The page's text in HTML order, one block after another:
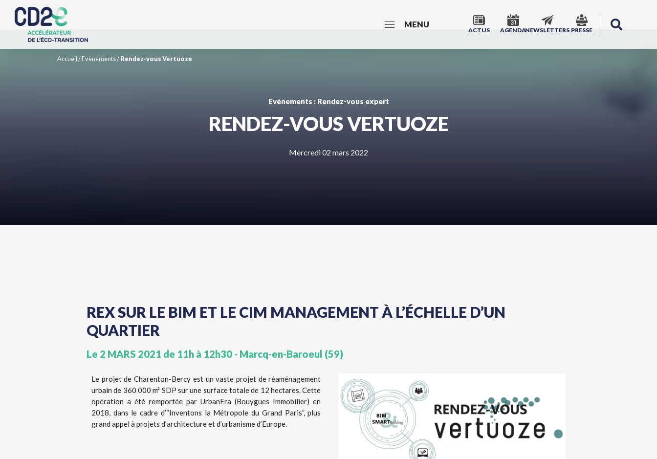
MENU
ACTUS AGENDANEWSLETTERS PRESSE
Accueil/Evènements/Rendez-vous Vertuoze
Evènements : Rendez-vous expert
RENDEZ-VOUS VERTUOZE
Mercredi 02 mars 2022
REX SUR LE BIM ET LE CIM MANAGEMENT À L’ÉCHELLE D’UN
QUARTIER
Le 2 MARS 2021 de 11h à 12h30 - Marcq-en-Baroeul (59)
Le projet de Charenton-Bercy est un vaste projet de réaménagement
urbain de 360 000 m² SDP sur une surface totale de 12 hectares. Cette
opération a été remportée par UrbanEra (Bouygues Immobilier) en
2018, dans le cadre d’“Inventons la Métropole du Grand Paris”, plus
grand appel à projets d’architecture et d’urbanisme d’Europe.